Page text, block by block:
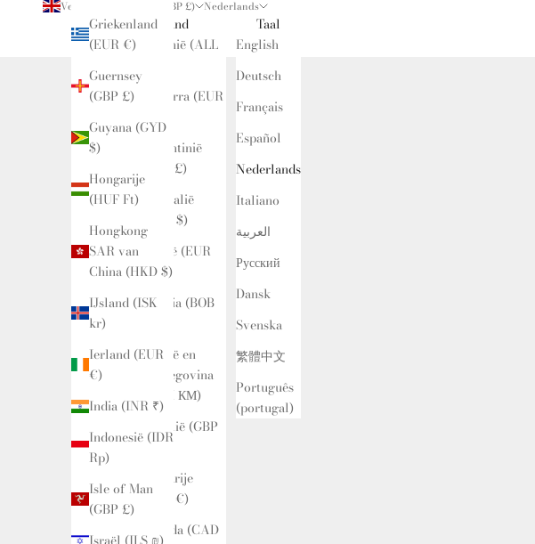
Griekenland
(EUR €)
Guernsey
(GBP £)
Guyana (GYD
$)
Hongarije
(HUF Ft)
Hongkong
SAR van
China (HKD $)
IJsland (ISK
kr)
Ierland (EUR
€)
India (INR ₹)
Indonesië (IDR
Rp)
Isle of Man
(GBP £)
Israël (ILS ₪)
Verenigd Koninkrijk (GBP £)
Land
Albanië (ALL
Andorra (EUR
Argentinië
(GBP £)
Australië
(AUD $)
België (EUR
€)
Bolivia (BOB
Bosnië en
Herzegovina
(BAM КМ)
Brazilië (GBP
£)
Bulgarije
(EUR €)
Canada (CAD
Nederlands
Taal
English
Deutsch
Français
Español
Nederlands
Italiano
العربية
Русский
Dansk
Svenska
繁體中文
Português
(portugal)